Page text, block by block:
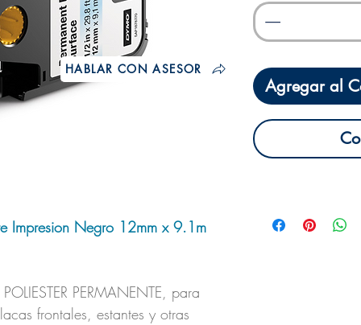
Impresion Negro 12mm x 9.1m
PERMANENTE, para
frontales, estantes y otras
Agregar al
HABLAR CON ASESOR